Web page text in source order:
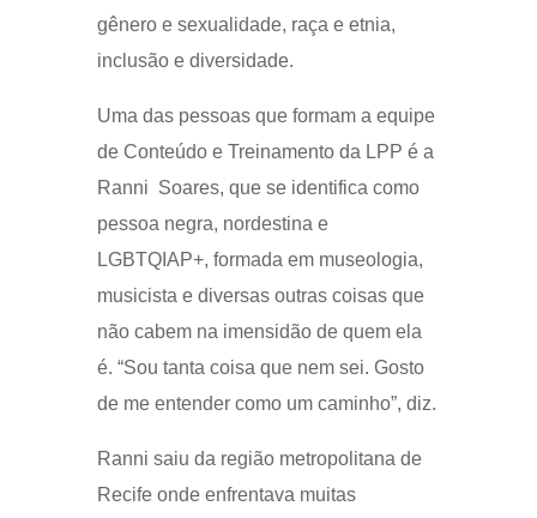
gênero e sexualidade, raça e etnia,
inclusão e diversidade.
Uma das pessoas que formam a equipe
de Conteúdo e Treinamento da LPP é a
Ranni Soares, que se identifica como
pessoa negra, nordestina e
LGBTQIAP+, formada em museologia,
musicista e diversas outras coisas que
não cabem na imensidão de quem ela
é. “Sou tanta coisa que nem sei. Gosto
de me entender como um caminho”, diz.
Ranni saiu da região metropolitana de
Recife onde enfrentava muitas